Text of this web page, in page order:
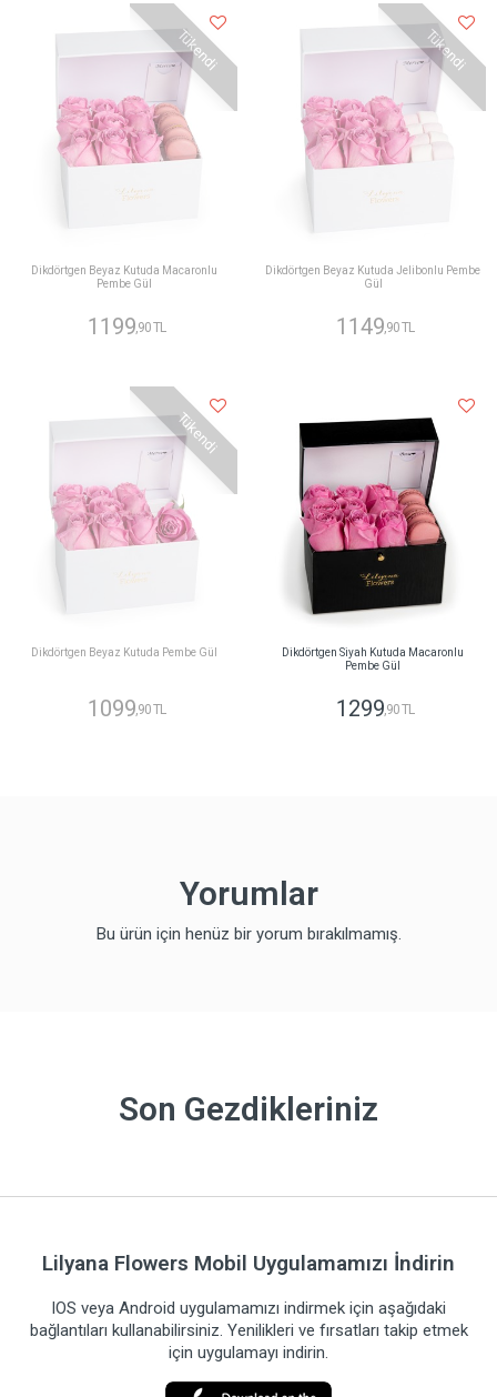
Tükendi
Dikdörtgen Beyaz Kutuda Macaronlu
Pembe Gül
1199 ,90 TL
Tükendi
Dikdörtgen Beyaz Kutuda Jelibonlu Pembe
Gül
1149 ,90 TL
Tükendi
Dikdörtgen Beyaz Kutuda Pembe Gül
1099,90 TL
Dikdörtgen Siyah Kutuda Macaronlu
Pembe Gül
1299,90 TL
Yorumlar
Bu ürün için henüz bir yorum bırakılmamış.
Son Gezdikleriniz
Lilyana Flowers Mobil Uygulamamızı İndirin
IOS veya Android uygulamamızı indirmek için aşağıdaki
bağlantıları kullanabilirsiniz. Yenilikleri ve fırsatları takip etmek
için uygulamayı indirin.